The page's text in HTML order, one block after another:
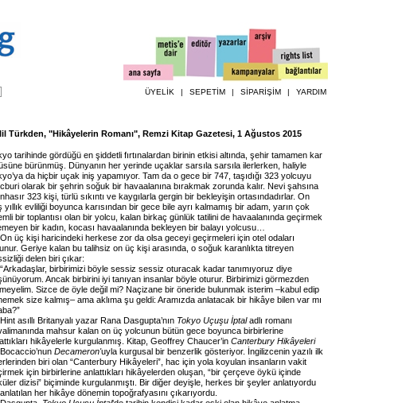
ÜYELİK | SEPETİM | SİPARİŞİM | YARDIM
Türkden, "Hikâyelerin Romanı", Remzi Kitap Gazetesi, 1 Ağustos 2015
tarihinde gördüğü en şiddetli fırtınalardan birinin etkisi altında, şehir tamamen kar
bürünmüş. Dünyanın her yerinde uçaklar sarsıla sarsıla ilerlerken, haliyle
da hiçbir uçak iniş yapamıyor. Tam da o gece bir 747, taşıdığı 323 yolcuyu
olarak bir şehrin soğuk bir havaalanına bırakmak zorunda kalır. Nevi şahsına
323 kişi, türlü sıkıntı ve kaygılarla gergin bir bekleyişin ortasındadırlar. On
yıllık evliliği boyunca karısından bir gece bile ayrı kalmamış bir adam, yarın çok
bir toplantısı olan bir yolcu, kalan birkaç günlük tatilini de havaalanında geçirmek
bir kadın, kocası havaalanında bekleyen bir balayı yolcusu…
On üç kişi haricindeki herkese zor da olsa geceyi geçirmeleri için otel odaları
Geriye kalan bu talihsiz on üç kişi arasında, o soğuk karanlıkta titreyen
delen biri çıkar:
“Arkadaşlar, birbirimizi böyle sessiz sessiz oturacak kadar tanımıyoruz diye
Ancak birbirini iyi tanıyan insanlar böyle oturur. Birbirimizi görmezden
Sizce de öyle değil mi? Naçizane bir öneride bulunmak isterim –kabul edip
size kalmış– ama aklıma şu geldi: Aramızda anlatacak bir hikâye bilen var mı
Hint asıllı Britanyalı yazar Rana Dasgupta’nın Tokyo Uçuşu İptaladlı romanı
mahsur kalan on üç yolcunun bütün gece boyunca birbirlerine
hikâyelerle kurgulanmış. Kitap, Geoffrey Chaucer’in Canterbury Hikâyeleri
Decameron'uyla kurgusal bir benzerlik gösteriyor. İngilizcenin yazılı ilk
biri olan “Canterbury Hikâyeleri”, hac için yola koyulan insanların vakit
için birbirlerine anlattıkları hikâyelerden oluşan, “bir çerçeve öykü içinde
dizisi” biçiminde kurgulanmıştı. Bir diğer deyişle, herkes bir şeyler anlatıyordu
her hikâye dönemin topoğrafyasını çıkarıyordu.